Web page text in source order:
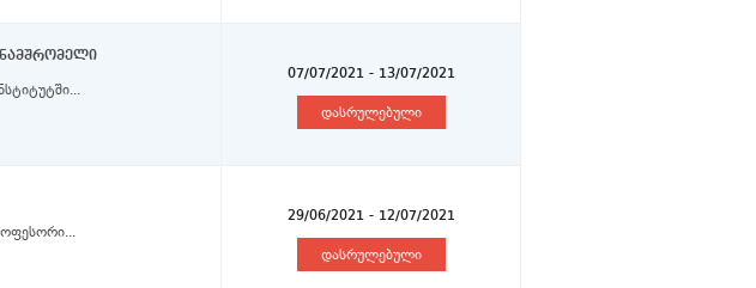
07/07/2021 - 13/07/2021
დასრულებული
29/06/2021 - 12/07/2021
დასრულებული